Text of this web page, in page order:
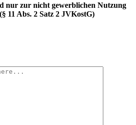
nur zur nicht gewerblichen Nutzung
11 Abs. 2 Satz 2 JVKostG)